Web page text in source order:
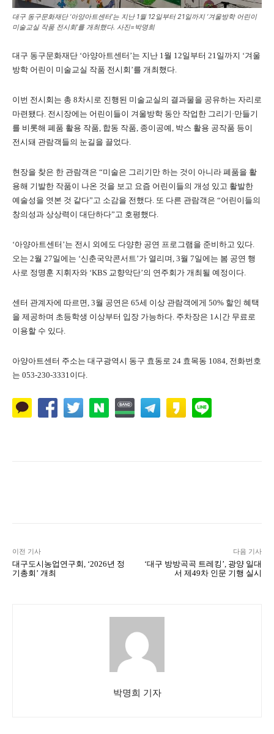
대구 동구문화재단 ‘아양아트센터’는 지난 1월 12일부터 21일까지 ‘겨울방학 어린이
미술교실 작품 전시회’를 개최했다. 사진=박명희
대구 동구문화재단 ‘아양아트센터’는 지난 1월 12일부터 21일까지 ‘겨울
방학 어린이 미술교실 작품 전시회’를 개최했다.
이번 전시회는 총 8차시로 진행된 미술교실의 결과물을 공유하는 자리로
마련됐다. 전시장에는 어린이들이 겨울방학 동안 작업한 그리기·만들기
를 비롯해 폐품 활용 작품, 합동 작품, 종이공예, 박스 활용 공작품 등이
전시돼 관람객들의 눈길을 끌었다.
현장을 찾은 한 관람객은 “미술은 그리기만 하는 것이 아니라 폐품을 활
용해 기발한 작품이 나온 것을 보고 요즘 어린이들의 개성 있고 활발한
예술성을 엿본 것 같다”고 소감을 전했다. 또 다른 관람객은 “어린이들의
창의성과 상상력이 대단하다”고 호평했다.
‘아양아트센터’는 전시 외에도 다양한 공연 프로그램을 준비하고 있다.
오는 2월 27일에는 ‘신춘국악콘서트’가 열리며, 3월 7일에는 봄 공연 행
사로 정명훈 지휘자와 ‘KBS 교향악단’의 연주회가 개최될 예정이다.
센터 관계자에 따르면, 3월 공연은 65세 이상 관람객에게 50% 할인 혜택
을 제공하며 초등학생 이상부터 입장 가능하다. 주차장은 1시간 무료로
이용할 수 있다.
아양아트센터 주소는 대구광역시 동구 효동로 24 효목동 1084, 전화번호
는 053-230-3331이다.
이전 기사
대구도시농업연구회, ‘2026년 정
기총회’ 개최
다음 기사
‘대구 방방곡곡 트레킹’, 광양 일대
서 제49차 인문 기행 실시
박명희 기자